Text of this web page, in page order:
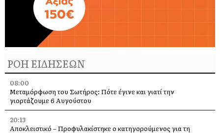
ΡΟΗ ΕΙΔΗΣΕΩΝ
08:00
Μεταμόρφωση του Σωτήρος: Πότε έγινε και γιατί την
γιορτάζουμε 6 Αυγούστου
20:13
Αποκλειστικό – Προφυλακίστηκε ο κατηγορούμενος για τη